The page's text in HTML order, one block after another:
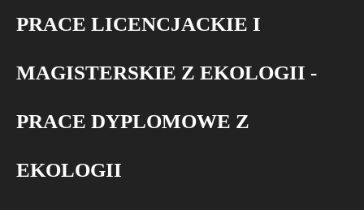
PRACE LICENCJACKIE I
MAGISTERSKIE Z EKOLOGII -
PRACE DYPLOMOWE Z
EKOLOGII